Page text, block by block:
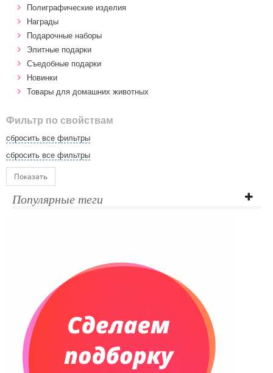
Полиграфические изделия
Награды
Подарочные наборы
Элитные подарки
Cъедобные подарки
Новинки
Товары для домашних животных
Фильтр по свойствам
сбросить все фильтры
сбросить все фильтры
Показать
Популярные теги